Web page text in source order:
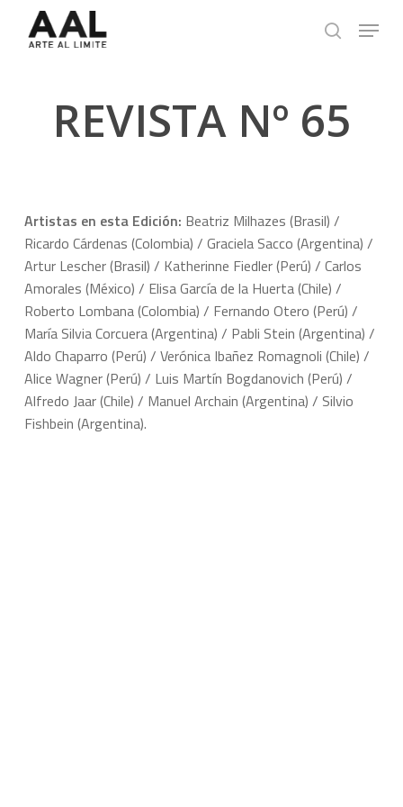
search
Menu
REVISTA Nº 65
Artistas en esta Edición: Beatriz Milhazes (Brasil) /
Ricardo Cárdenas (Colombia) / Graciela Sacco (Argentina) /
Artur Lescher (Brasil) / Katherinne Fiedler (Perú) / Carlos
Amorales (México) / Elisa García de la Huerta (Chile) /
Roberto Lombana (Colombia) / Fernando Otero (Perú) /
María Silvia Corcuera (Argentina) / Pabli Stein (Argentina) /
Aldo Chaparro (Perú) / Verónica Ibañez Romagnoli (Chile) /
Alice Wagner (Perú) / Luis Martín Bogdanovich (Perú) /
Alfredo Jaar (Chile) / Manuel Archain (Argentina) / Silvio
Fishbein (Argentina).